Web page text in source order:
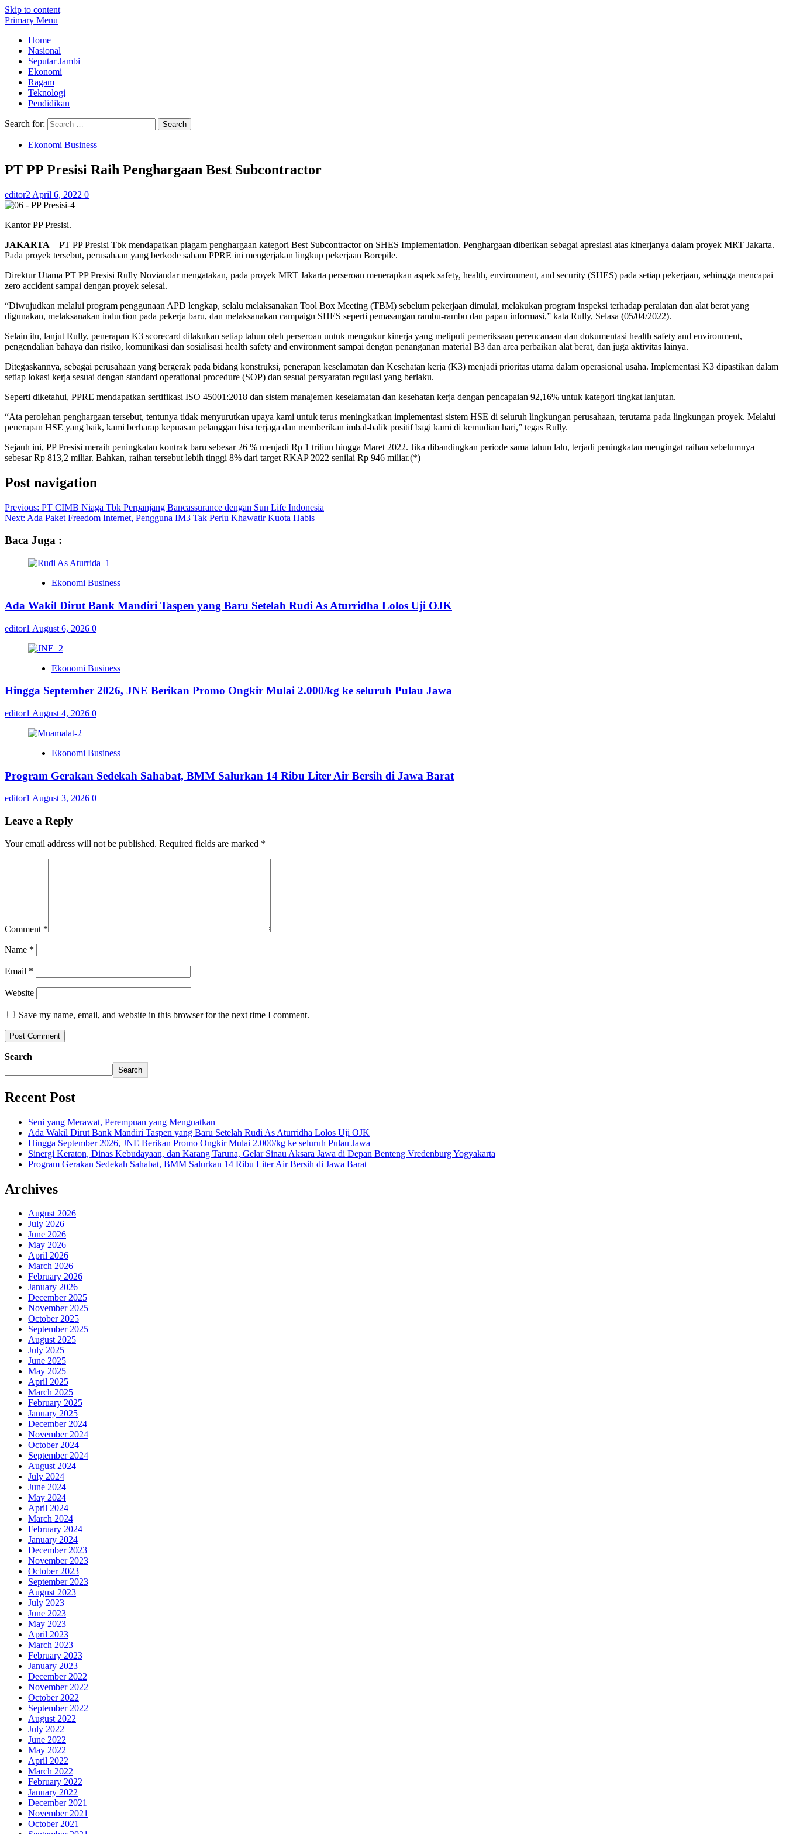
Skip to content
Primary Menu
Home
Nasional
Seputar Jambi
Ekonomi
Ragam
Teknologi
Pendidikan
Search for:
Ekonomi Business
PT PP Presisi Raih Penghargaan Best Subcontractor
editor2 April 6, 2022 0
Kantor PP Presisi.
JAKARTA – PT PP Presisi Tbk mendapatkan piagam penghargaan kategori Best Subcontractor on SHES Implementation. Penghargaan diberikan sebagai apresiasi atas kinerjanya dalam proyek MRT Jakarta.
Pada proyek tersebut, perusahaan yang berkode saham PPRE ini mengerjakan lingkup pekerjaan Borepile.
Direktur Utama PT PP Presisi Rully Noviandar mengatakan, pada proyek MRT Jakarta perseroan menerapkan aspek safety, health, environment, and security (SHES) pada setiap pekerjaan, sehingga mencapai
zero accident sampai dengan proyek selesai.
“Diwujudkan melalui program penggunaan APD lengkap, selalu melaksanakan Tool Box Meeting (TBM) sebelum pekerjaan dimulai, melakukan program inspeksi terhadap peralatan dan alat berat yang
digunakan, melaksanakan induction pada pekerja baru, dan melaksanakan campaign SHES seperti pemasangan rambu-rambu dan papan informasi,” kata Rully, Selasa (05/04/2022).
Selain itu, lanjut Rully, penerapan K3 scorecard dilakukan setiap tahun oleh perseroan untuk mengukur kinerja yang meliputi pemeriksaan perencanaan dan dokumentasi health safety and environment,
pengendalian bahaya dan risiko, komunikasi dan sosialisasi health safety and environment sampai dengan penanganan material B3 dan area perbaikan alat berat, dan juga aktivitas lainya.
Ditegaskannya, sebagai perusahaan yang bergerak pada bidang konstruksi, penerapan keselamatan dan Kesehatan kerja (K3) menjadi prioritas utama dalam operasional usaha. Implementasi K3 dipastikan dalam
setiap lokasi kerja sesuai dengan standard operational procedure (SOP) dan sesuai persyaratan regulasi yang berlaku.
Seperti diketahui, PPRE mendapatkan sertifikasi ISO 45001:2018 dan sistem manajemen keselamatan dan kesehatan kerja dengan pencapaian 92,16% untuk kategori tingkat lanjutan.
“Ata perolehan penghargaan tersebut, tentunya tidak menyurutkan upaya kami untuk terus meningkatkan implementasi sistem HSE di seluruh lingkungan perusahaan, terutama pada lingkungan proyek. Melalui
penerapan HSE yang baik, kami berharap kepuasan pelanggan bisa terjaga dan memberikan imbal-balik positif bagi kami di kemudian hari,” tegas Rully.
Sejauh ini, PP Presisi meraih peningkatan kontrak baru sebesar 26 % menjadi Rp 1 triliun hingga Maret 2022. Jika dibandingkan periode sama tahun lalu, terjadi peningkatan mengingat raihan sebelumnya
sebesar Rp 813,2 miliar. Bahkan, raihan tersebut lebih tinggi 8% dari target RKAP 2022 senilai Rp 946 miliar.(*)
Post navigation
Previous: PT CIMB Niaga Tbk Perpanjang Bancassurance dengan Sun Life Indonesia
Next: Ada Paket Freedom Internet, Pengguna IM3 Tak Perlu Khawatir Kuota Habis
Baca Juga :
Ekonomi Business
Ada Wakil Dirut Bank Mandiri Taspen yang Baru Setelah Rudi As Aturridha Lolos Uji OJK
editor1 August 6, 2026 0
Ekonomi Business
Hingga September 2026, JNE Berikan Promo Ongkir Mulai 2.000/kg ke seluruh Pulau Jawa
editor1 August 4, 2026 0
Ekonomi Business
Program Gerakan Sedekah Sahabat, BMM Salurkan 14 Ribu Liter Air Bersih di Jawa Barat
editor1 August 3, 2026 0
Leave a Reply
Your email address will not be published. Required fields are marked *
Comment *
Name *
Email *
Website
Save my name, email, and website in this browser for the next time I comment.
Search
Search
Recent Post
Seni yang Merawat, Perempuan yang Menguatkan
Ada Wakil Dirut Bank Mandiri Taspen yang Baru Setelah Rudi As Aturridha Lolos Uji OJK
Hingga September 2026, JNE Berikan Promo Ongkir Mulai 2.000/kg ke seluruh Pulau Jawa
Sinergi Keraton, Dinas Kebudayaan, dan Karang Taruna, Gelar Sinau Aksara Jawa di Depan Benteng Vredenburg Yogyakarta
Program Gerakan Sedekah Sahabat, BMM Salurkan 14 Ribu Liter Air Bersih di Jawa Barat
Archives
August 2026
July 2026
June 2026
May 2026
April 2026
March 2026
February 2026
January 2026
December 2025
November 2025
October 2025
September 2025
August 2025
July 2025
June 2025
May 2025
April 2025
March 2025
February 2025
January 2025
December 2024
November 2024
October 2024
September 2024
August 2024
July 2024
June 2024
May 2024
April 2024
March 2024
February 2024
January 2024
December 2023
November 2023
October 2023
September 2023
August 2023
July 2023
June 2023
May 2023
April 2023
March 2023
February 2023
January 2023
December 2022
November 2022
October 2022
September 2022
August 2022
July 2022
June 2022
May 2022
April 2022
March 2022
February 2022
January 2022
December 2021
November 2021
October 2021